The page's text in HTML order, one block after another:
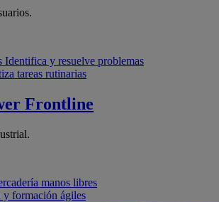
Identifica y resuelve problemas
tareas rutinarias
Frontline
manos libres
formación ágiles